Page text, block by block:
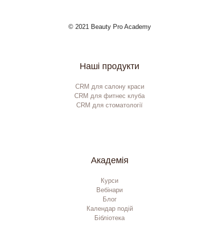
© 2021 Beauty Pro Academy
Наші продукти
CRM для салону краси
CRM для фитнес клуба
CRM для стоматології
Академія
Курси
Вебінари
Блог
Календар подій
Бібліотека